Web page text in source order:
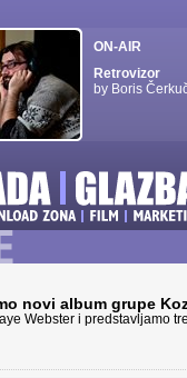
ON-AIR
Retrovizor
by Boris
novi album grupe
Webster i predstavljamo